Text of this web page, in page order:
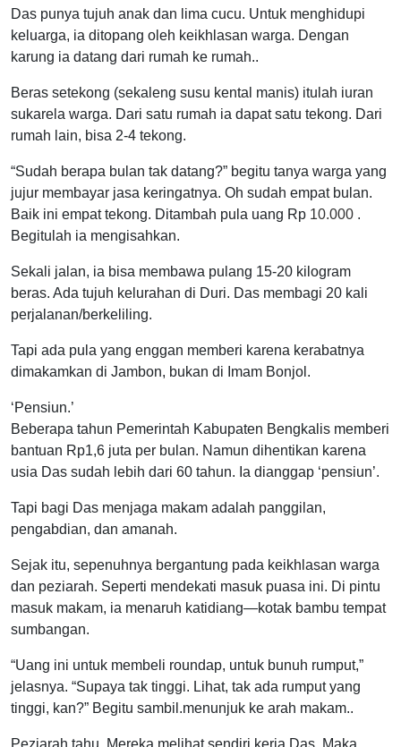
Das punya tujuh anak dan lima cucu. Untuk menghidupi
keluarga, ia ditopang oleh keikhlasan warga. Dengan
karung ia datang dari rumah ke rumah..
Beras setekong (sekaleng susu kental manis) itulah iuran
sukarela warga. Dari satu rumah ia dapat satu tekong. Dari
rumah lain, bisa 2-4 tekong.
“Sudah berapa bulan tak datang?” begitu tanya warga yang
jujur ​​​​membayar jasa keringatnya. Oh sudah empat bulan.
Baik ini empat tekong. Ditambah pula uang Rp 10.000 .
Begitulah ia mengisahkan.
Sekali jalan, ia bisa membawa pulang 15-20 kilogram
beras. Ada tujuh kelurahan di Duri. Das membagi 20 kali
perjalanan/berkeliling.
Tapi ada pula yang enggan memberi karena kerabatnya
dimakamkan di Jambon, bukan di Imam Bonjol.
‘Pensiun.’
Beberapa tahun Pemerintah Kabupaten Bengkalis memberi
bantuan Rp1,6 juta per bulan. Namun dihentikan karena
usia Das sudah lebih dari 60 tahun. Ia dianggap ‘pensiun’.
Tapi bagi Das menjaga makam adalah panggilan,
pengabdian, dan amanah.
Sejak itu, sepenuhnya bergantung pada keikhlasan warga
dan peziarah. Seperti mendekati masuk puasa ini. Di pintu
masuk makam, ia menaruh katidiang—kotak bambu tempat
sumbangan.
“Uang ini untuk membeli roundap, untuk bunuh rumput,”
jelasnya. “Supaya tak tinggi. Lihat, tak ada rumput yang
tinggi, kan?” Begitu sambil.menunjuk ke arah makam..